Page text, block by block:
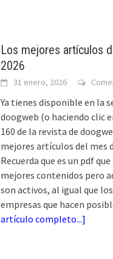
Los mejores artículos
2026
31 enero, 2026
Ya tienes disponible en la
doogweb (o haciendo clic
160 de la revista de
mejores artículos del mes
Recuerda que es un pdf
mejores contenidos pero
son activos, al igual que
empresas que hacen
artículo completo...]